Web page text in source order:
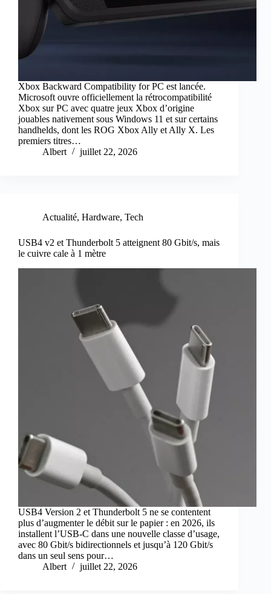
Xbox Backward Compatibility for PC est lancée.
Microsoft ouvre officiellement la rétrocompatibilité
Xbox sur PC avec quatre jeux Xbox d’origine
jouables nativement sous Windows 11 et sur certains
handhelds, dont les ROG Xbox Ally et Ally X. Les
premiers titres…
Albert
juillet 22, 2026
Actualité, Hardware, Tech
USB4 v2 et Thunderbolt 5 atteignent 80 Gbit/s, mais
le cuivre cale à 1 mètre
USB4 Version 2 et Thunderbolt 5 ne se contentent
plus d’augmenter le débit sur le papier : en 2026, ils
installent l’USB-C dans une nouvelle classe d’usage,
avec 80 Gbit/s bidirectionnels et jusqu’à 120 Gbit/s
dans un seul sens pour…
Albert
juillet 22, 2026